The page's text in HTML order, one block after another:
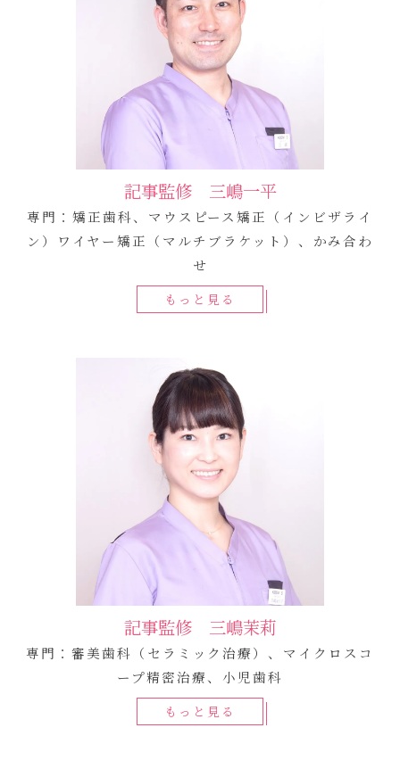
記事監修 三嶋一平
専門：矯正歯科、マウスピース矯正（インビザライ
ン）ワイヤー矯正（マルチブラケット）、かみ合わ
せ
もっと見る
記事監修 三嶋茉莉
専門：審美歯科（セラミック治療）、マイクロスコ
ープ精密治療、小児歯科
もっと見る